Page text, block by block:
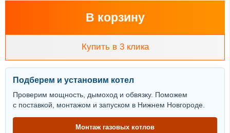
В корзину
Купить в 3 клика
Подберем и установим котел
Проверим мощность, дымоход и обвязку. Поможем
с поставкой, монтажом и запуском в Нижнем Новгороде.
Монтаж газовых котлов